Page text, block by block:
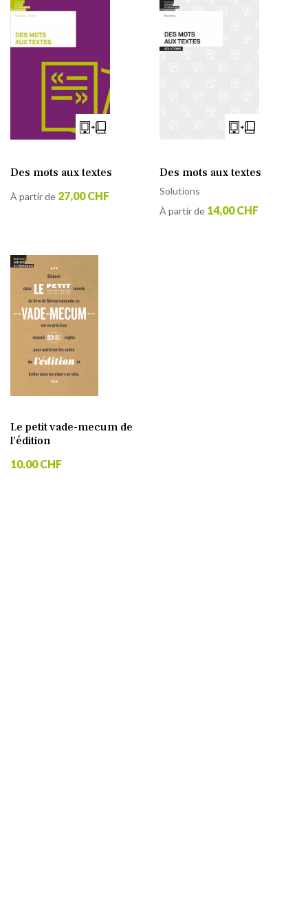
Des mots aux textes
À partir de 27,00 CHF
Des mots aux textes
Solutions
À partir de 14,00 CHF
Le petit vade-mecum de
l’édition
10.00 CHF